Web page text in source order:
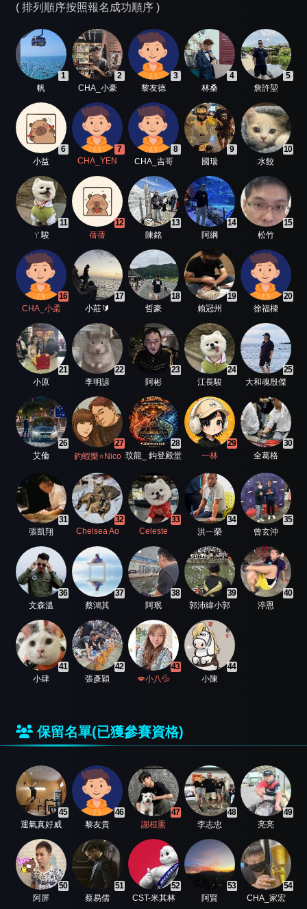
( 排列順序按照報名成功順序 )
1
帆
2
CHA_小豪
3
黎友德
4
林桑
5
詹許堃
6
小益
7
CHA_YEN
8
CHA_吉哥
9
國瑞
10
水餃
11
ㄚ駿
12
蒨蒨
13
陳銘
14
阿綱
15
松竹
16
CHA_小柔
17
小莊🔰
18
哲豪
19
賴冠州
20
徐福樑
21
小原
22
李明諺
23
阿彬
24
江長駿
25
大和魂殷傑
26
艾倫
27
釣蝦樂⭐️Nico
28
玟龍_ 鈎登殿堂
29
一林
30
全葛格
31
張凱翔
32
Chelsea Ao
33
Celeste
34
洪ㄧ榮
35
曾玄沖
36
文森溫
37
蔡鴻其
38
阿珉
39
郭沛緯小郭
40
渟恩
41
小肆
42
張彥穎
43
💋小八💦
44
小陳
保留名單(已獲參賽資格)
45
運氣真好威
46
黎友貴
47
謝桓熏
48
李志忠
49
亮亮
50
阿屏
51
蔡易儒
52
CST-米其林
53
阿賢
54
CHA_家宏